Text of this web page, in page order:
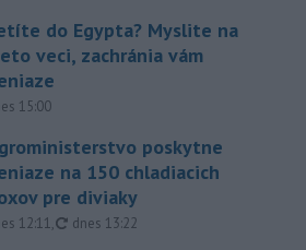
do Egypta? Myslite na
veci, zachránia vám
15:00
poskytne
na 150 chladiacich
pre diviaky
12:11, aktualizované
dnes 13:22